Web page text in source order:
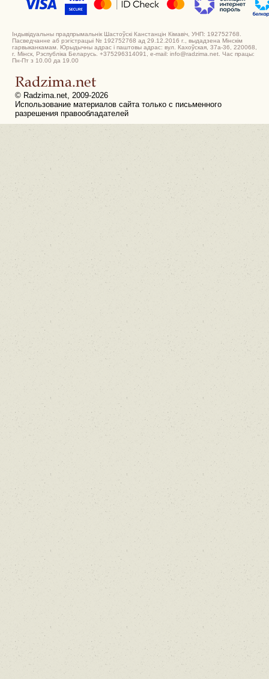
Індывідуальны прадпрымальнік Шастоўскі Канстанцін Кімавіч, УНП: 192752768.
Пасведчанне аб рэгістрацыі № 192752768 ад 29.12.2016 г., выдадзена Мінскім
гарвыканкамам. Юрыдычны адрас і паштовы адрас: вул. Кахоўская, 37а-36, 220068,
г. Мінск, Рэспубліка Беларусь. +375296314091, e-mail: info@radzima.net. Час працы:
Пн-Пт з 10.00 да 19.00
© Radzima.net, 2009-2026
Использование материалов сайта только с письменного
разрешения правообладателей